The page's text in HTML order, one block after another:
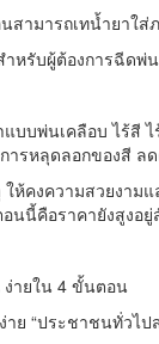
สามารถเทน้ำยา
ำหรับผู้ต้องการฉีด
บบพ่นเคลือบ ไร้สี
รหลุดลอกของสี ล
ห้คงความสวยงาม
นนี้คือราคายังสูงอ
ายใน 4 ขั้นตอน
าย “ประชาชนทั่ว